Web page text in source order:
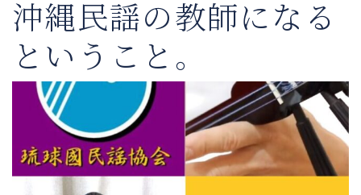
沖縄民謡の教師になる
ということ。